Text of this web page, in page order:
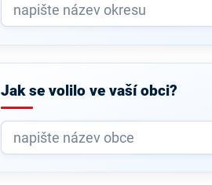
Jak se volilo ve vaší obci?